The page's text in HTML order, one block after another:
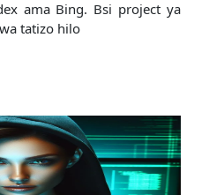
ama Bing. Bsi project ya
tatizo hilo